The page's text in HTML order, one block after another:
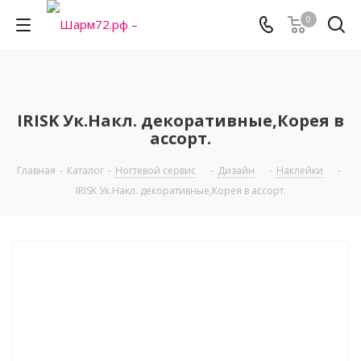
0
IRISK Ук.Накл. декоративные,Корея в
ассорт.
Главная - Каталог - Ногтевой сервис - Дизайн - Наклейки
-
IRISK Ук.Накл. декоративные,Корея в ассорт.